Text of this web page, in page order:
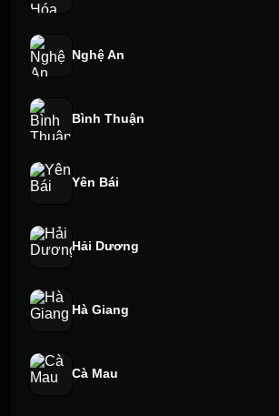
Nghệ An
Bình Thuận
Yên Bái
Hải Dương
Hà Giang
Cà Mau